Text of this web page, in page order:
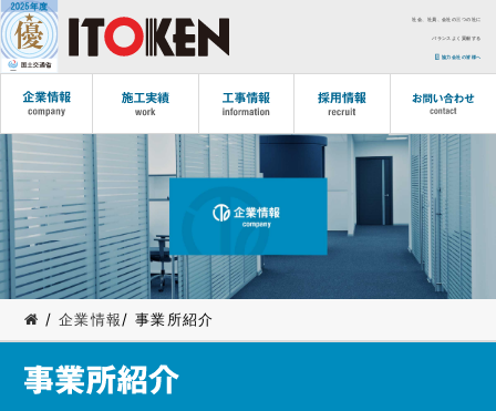
社会、社員、会社の三つの社に
バランスよく貢献する
協力会社の皆様へ
/ 企業情報/ 事業所紹介